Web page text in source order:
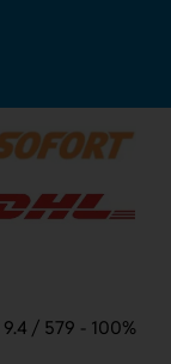
/ 579 - 100%